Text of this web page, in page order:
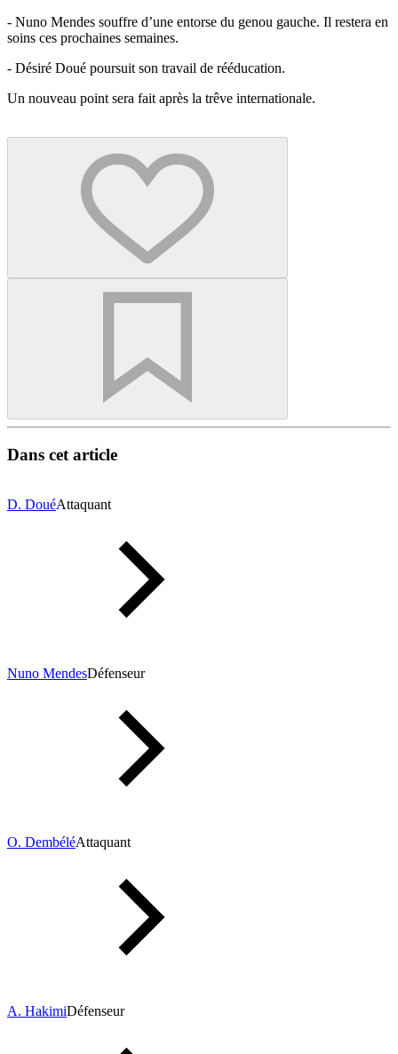
- Nuno Mendes souffre d’une entorse du genou gauche. Il restera en
soins ces prochaines semaines.
- Désiré Doué poursuit son travail de rééducation.
Un nouveau point sera fait après la trêve internationale.
Dans cet article
D. DouéAttaquant
Nuno MendesDéfenseur
O. DembéléAttaquant
A. HakimiDéfenseur